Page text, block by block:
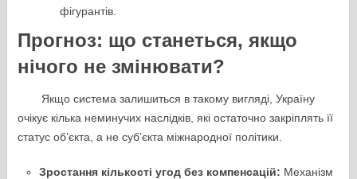
фігурантів.
Прогноз: що станеться, якщо
нічого не змінювати?
Якщо система залишиться в такому вигляді, Україну
очікує кілька неминучих наслідків, які остаточно закріплять її
статус об’єкта, а не суб’єкта міжнародної політики.
Зростання кількості угод без компенсацій: Механізм